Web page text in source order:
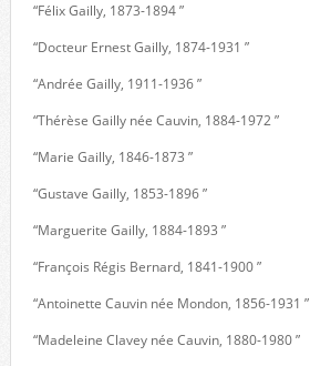
“Félix Gailly, 1873-1894 ”
“Docteur Ernest Gailly, 1874-1931 ”
“Andrée Gailly, 1911-1936 ”
“Thérèse Gailly née Cauvin, 1884-1972 ”
“Marie Gailly, 1846-1873 ”
“Gustave Gailly, 1853-1896 ”
“Marguerite Gailly, 1884-1893 ”
“François Régis Bernard, 1841-1900 ”
“Antoinette Cauvin née Mondon, 1856-1931 ”
“Madeleine Clavey née Cauvin, 1880-1980 ”